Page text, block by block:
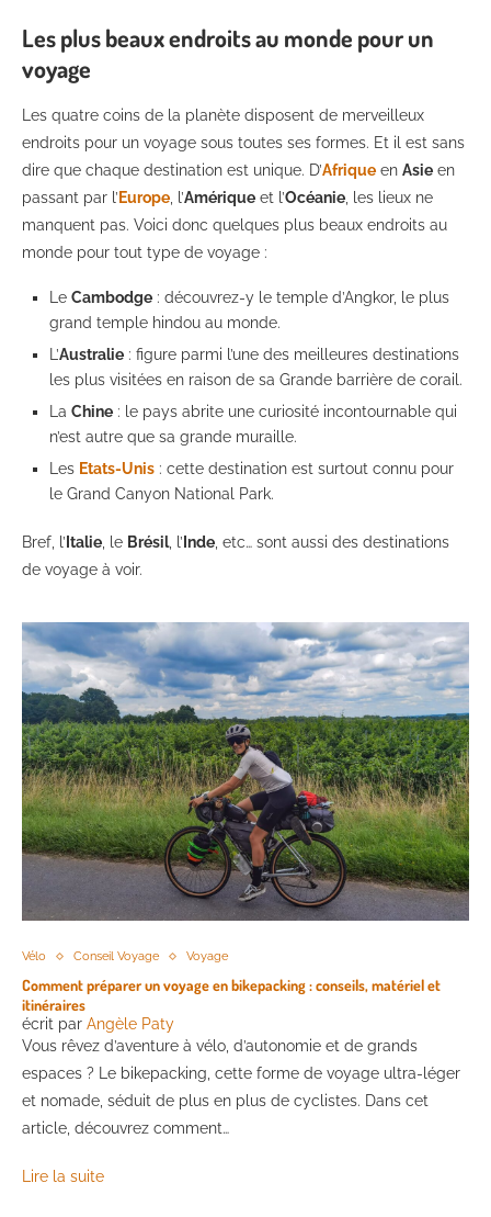
Les plus beaux endroits au monde pour un
voyage
Les quatre coins de la planète disposent de merveilleux
endroits pour un voyage sous toutes ses formes. Et il est sans
dire que chaque destination est unique. D’Afrique en Asie en
passant par l’ Europe, l’Amérique et l’Océanie, les lieux ne
manquent pas. Voici donc quelques plus beaux endroits au
monde pour tout type de voyage :
Le Cambodge : découvrez-y le temple d’Angkor, le plus
grand temple hindou au monde.
L’Australie : figure parmi l’une des meilleures destinations
les plus visitées en raison de sa Grande barrière de corail.
La Chine : le pays abrite une curiosité incontournable qui
n’est autre que sa grande muraille.
Les Etats-Unis : cette destination est surtout connu pour
le Grand Canyon National Park.
Bref, l’ Italie, le Brésil, l’ Inde, etc… sont aussi des destinations
de voyage à voir.
Vélo Conseil Voyage Voyage
Comment préparer un voyage en bikepacking : conseils, matériel et
itinéraires
écrit par Angèle Paty
Vous rêvez d’aventure à vélo, d’autonomie et de grands
espaces ? Le bikepacking, cette forme de voyage ultra-léger
et nomade, séduit de plus en plus de cyclistes. Dans cet
article, découvrez comment…
Lire la suite